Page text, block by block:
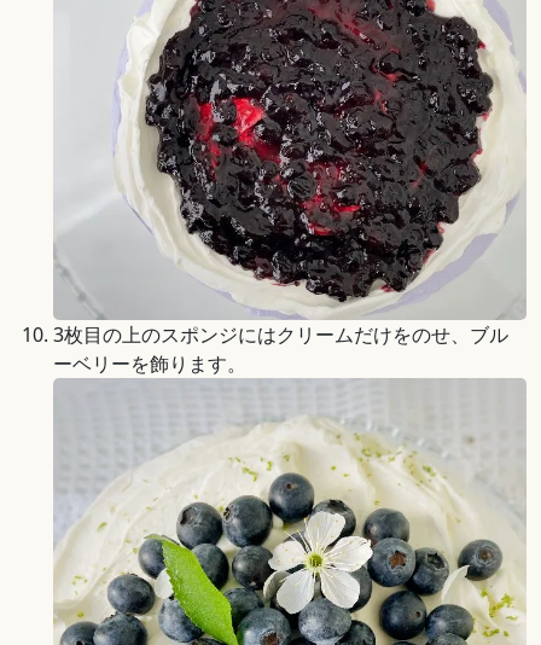
3枚目の上のスポンジにはクリームだけをのせ、ブル
ーベリーを飾ります。